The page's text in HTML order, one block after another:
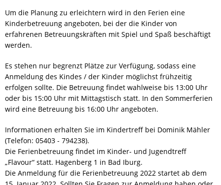
SITEMAP
BUERGERENTSCHEID
CORONA
EHRENAMT
FRAUENORT
FREIWILLIGENTAG
Um die Planung zu erleichtern wird in den Ferien eine
Kinderbetreuung angeboten, bei der die Kinder von
erfahrenen Betreuungskräften mit Spiel und Spaß beschäftigt
werden.
Es stehen nur begrenzt Plätze zur Verfügung, sodass eine
Anmeldung des Kindes / der Kinder möglichst frühzeitig
erfolgen sollte. Die Betreuung findet wahlweise bis 13:00 Uhr
oder bis 15:00 Uhr mit Mittagstisch statt. In den Sommerferien
wird eine Betreuung bis 16:00 Uhr angeboten.
Informationen erhalten Sie im Kindertreff bei Dominik Mähler
(Telefon: 05403 - 794238).
Die Ferienbetreuung findet im Kinder- und Jugendtreff
„Flavour“ statt. Hagenberg 1 in Bad Iburg.
Die Anmeldung für die Ferienbetreuung 2022 startet ab dem